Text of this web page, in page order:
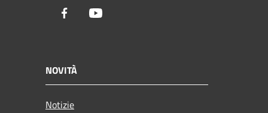
Facebook
NOVITÀ
Notizie